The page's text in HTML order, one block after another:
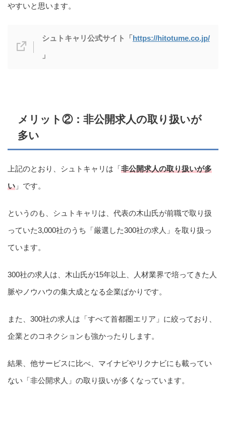
やすいと思います。
シュトキャリ公式サイト「https://hitotume.co.jp/
」
メリット②：非公開求人の取り扱いが
多い
上記のとおり、シュトキャリは「非公開求人の取り扱いが多
い 」です。
というのも、シュトキャリは、代表の木山氏が前職で取り扱
っていた3,000社のうち「厳選した300社の求人」を取り扱っ
ています。
300社の求人は、木山氏が15年以上、人材業界で培ってきた人
脈やノウハウの集大成となる企業ばかりです。
また、300社の求人は「すべて首都圏エリア」に絞っており、
企業とのコネクションも強かったりします。
結果、他サービスに比べ、マイナビやリクナビにも載ってい
ない「非公開求人」の取り扱いが多くなっています。